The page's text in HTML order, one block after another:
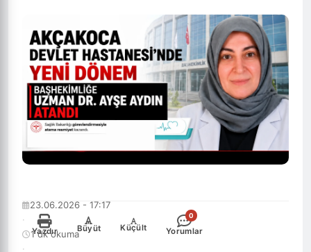
23.06.2026 - 17:17
·
1 dk okuma
·
Yazdır
+
Büyüt
-
Küçült
0
Yorumlar